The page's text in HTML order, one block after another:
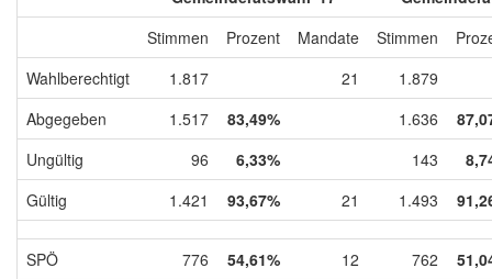
Stimmen
Prozent Mandate Stimmen
Wahlberechtigt
1.817 21
1.879
Abgegeben
1.517 83,49% 1.636
Ungültig
96 6,33% 143
Gültig
1.421 93,67% 21 1.493
SPÖ 776 54,61% 12 762